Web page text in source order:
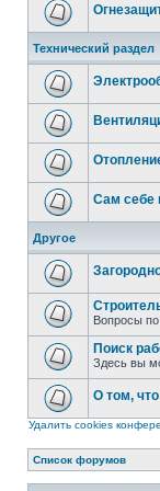
Технический раздел
Сам себе
Другое
Вопросы по
Поиск
Здесь вы
О том,
Удалить cookies
Список форумов